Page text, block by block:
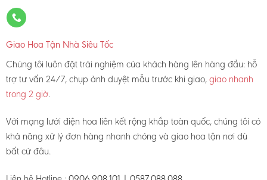
Giao Hoa Tận Nhà Siêu Tốc
Chúng tôi luôn đặt trải nghiệm của khách hàng lên hàng đầu: hỗ
trợ tư vấn 24/7, chụp ảnh duyệt mẫu trước khi giao,giao nhanh
trong 2 giờ.
Với mạng lưới điện hoa liên kết rộng khắp toàn quốc, chúng tôi có
khả năng xử lý đơn hàng nhanh chóng và giao hoa tận nơi dù
bất cứ đâu.